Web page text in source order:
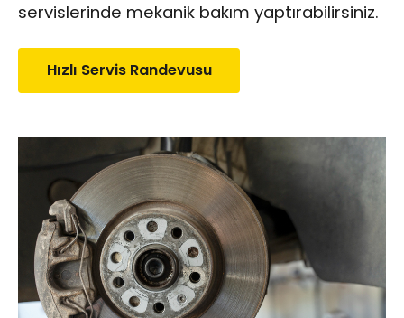
servislerinde mekanik bakım yaptırabilirsiniz.
Hızlı Servis Randevusu